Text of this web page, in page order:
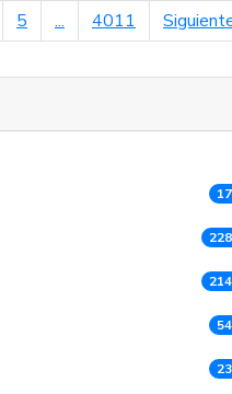
5 ... 4011